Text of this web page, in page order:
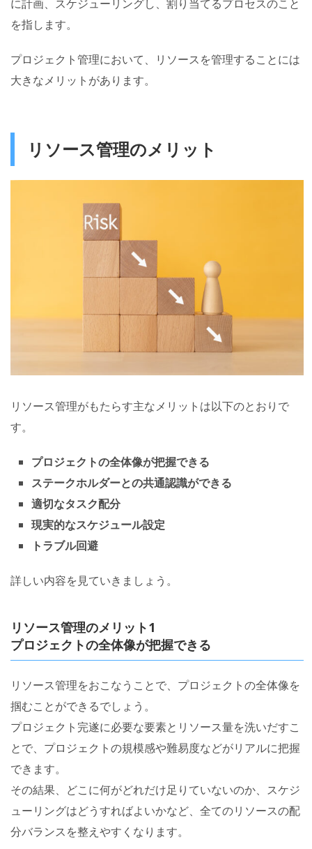
に計画、スケジューリングし、割り当てるプロセスのこと
を指します。
プロジェクト管理において、リソースを管理することには
大きなメリットがあります。
リソース管理のメリット
リソース管理がもたらす主なメリットは以下のとおりで
す。
プロジェクトの全体像が把握できる
ステークホルダーとの共通認識ができる
適切なタスク配分
現実的なスケジュール設定
トラブル回避
詳しい内容を見ていきましょう。
リソース管理のメリット1
プロジェクトの全体像が把握できる
リソース管理をおこなうことで、プロジェクトの全体像を
掴むことができるでしょう。
プロジェクト完遂に必要な要素とリソース量を洗いだすこ
とで、プロジェクトの規模感や難易度などがリアルに把握
できます。
その結果、どこに何がどれだけ足りていないのか、スケジ
ューリングはどうすればよいかなど、全てのリソースの配
分バランスを整えやすくなります。